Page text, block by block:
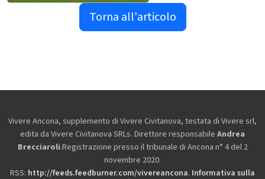
Torna all'articolo
Vivere Ancona, supplemento di Vivere Civitanova, testata di Vivere srl,
edita da Vivere Civitanova SRLs. Direttore responsabile Andrea
Brecciaroli.Registrazione presso il tribunale di Ancona n° 4 del 2
novembre 2020.
RSS: http://feeds.feedburner.com/vivereancona. Informativa sulla